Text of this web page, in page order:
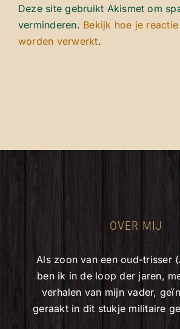
Deze site gebruikt Akismet om
verminderen. Bekijk hoe je
worden verwerkt.
OVER MIJ
Als zoon van een oud-trisser
ben ik in de loop der jaren,
verhalen van mijn vader,
geraakt in dit stukje militaire